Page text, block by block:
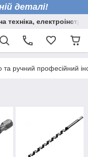
деталі!
техніка,
та ручний професійний